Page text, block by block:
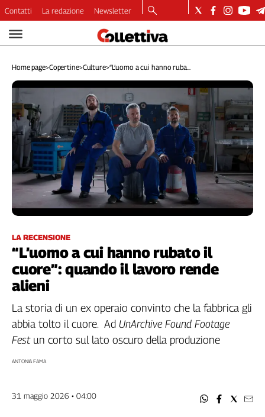
Video
Dirette
Longform
Copertine
Economia
Lavoro
Ambiente
Diritti
Welfare
Internazionale
Categorie
Filcams
Filctem
Fillea
Filt
Flai
Fp
Contatti La redazione Newsletter
Home page>Copertine>Culture>“L’uomo a cui hanno ruba...
LA RECENSIONE
“L’uomo a cui hanno rubato il
cuore”: quando il lavoro rende
alieni
La storia di un ex operaio convinto che la fabbrica gli
abbia tolto il cuore. Ad UnArchive Found Footage
Festun corto sul lato oscuro della produzione
ANTONIA FAMA
31 maggio 2026 • 04:00